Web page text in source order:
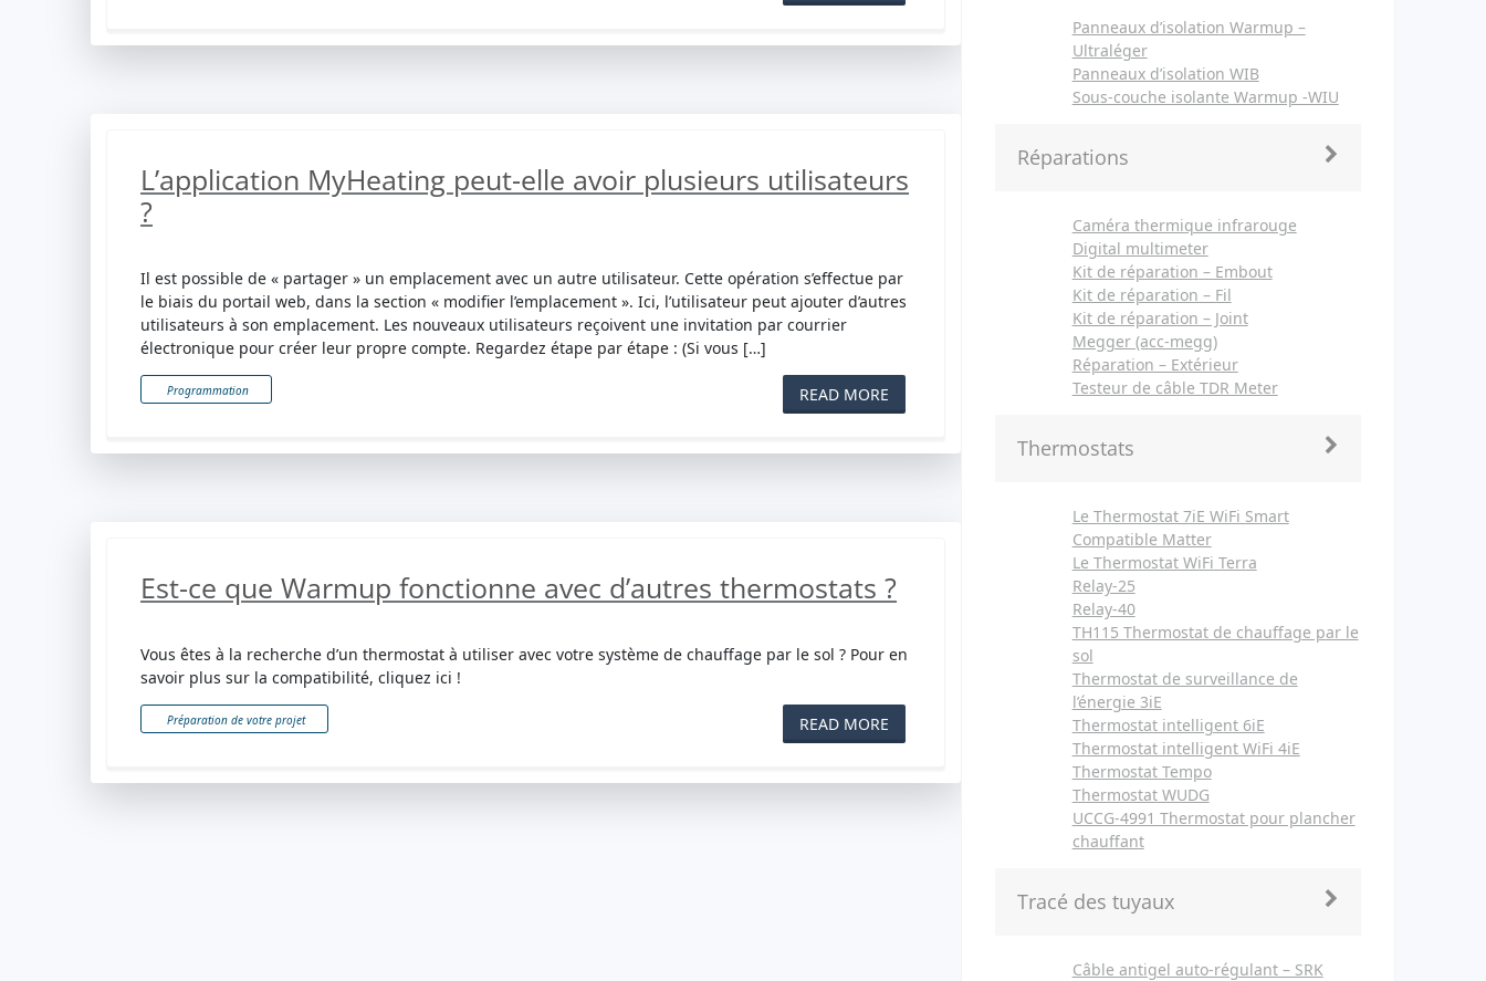
L’application MyHeating peut-elle avoir plusieurs utilisateurs
?
Il est possible de « partager » un emplacement avec un autre utilisateur. Cette opération s’effectue par
le biais du portail web, dans la section « modifier l’emplacement ». Ici, l’utilisateur peut ajouter d’autres
utilisateurs à son emplacement. Les nouveaux utilisateurs reçoivent une invitation par courrier
électronique pour créer leur propre compte. Regardez étape par étape : (Si vous […]
READ MORE
Programmation
Est-ce que Warmup fonctionne avec d’autres thermostats ?
Vous êtes à la recherche d’un thermostat à utiliser avec votre système de chauffage par le sol ? Pour en
savoir plus sur la compatibilité, cliquez ici !
READ MORE
Préparation de votre projet
Panneaux d’isolation Warmup –
Ultraléger
Panneaux d’isolation WIB
Sous-couche isolante Warmup -WIU
Réparations
Caméra thermique infrarouge
Digital multimeter
Kit de réparation – Embout
Kit de réparation – Fil
Kit de réparation – Joint
Megger (acc-megg)
Réparation – Extérieur
Testeur de câble TDR Meter
Thermostats
Le Thermostat 7iE WiFi Smart
Compatible Matter
Le Thermostat WiFi Terra
Relay-25
Relay-40
TH115 Thermostat de chauffage par le
sol
Thermostat de surveillance de
l’énergie 3iE
Thermostat intelligent 6iE
Thermostat intelligent WiFi 4iE
Thermostat Tempo
Thermostat WUDG
UCCG-4991 Thermostat pour plancher
chauffant
Tracé des tuyaux
Câble antigel auto-régulant – SRK